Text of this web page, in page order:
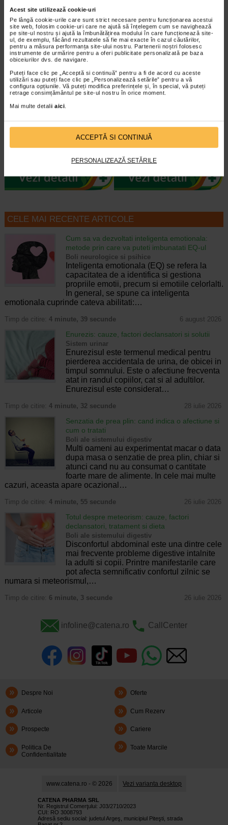
Acest site utilizează cookie-uri
Pe lângă cookie-urile care sunt strict necesare pentru funcționarea acestui
site web, folosim cookie-uri care ne ajută să înțelegem cum se navighează
pe site-ul nostru și ajută la îmbunătățirea modului în care funcționează site-
ul, de exemplu, făcând rezultatele să fie mai exacte în cazul căutărilor,
pentru a măsura performanța site-ului nostru. Partenerii noștri folosesc
instrumente de urmărire pentru a oferi publicitate personalizată pe baza
obiceiurilor dvs. de navigare.
Puteți face clic pe „Acceptă si continuă” pentru a fi de acord cu aceste
utilizări sau puteți face clic pe „Personalizează setările” pentru a vă
configura opțiunile. Vă puteți modifica preferințele și, în special, vă puteți
retrage consimțământul pe site-ul nostru în orice moment.
Mai multe detalii aici.
ACCEPTĂ SI CONTINUĂ
PERSONALIZEAZĂ SETĂRILE
-40% Preț întreg: 77.90 Lei
Preț redus: 46.74 Lei
Gerovital H3 Evolution fiole cu
Fiolele cu acid hialuronic Gerovital
H3 Evolution de la Farmec SA au
-40% Preț întreg: 78.20 Lei
Preț redus: 46.92 Lei
Crema este dezvoltata pentru
intretinerea tenurilor ridate, lipsite
de fermitate, tinere sau mature si…
CELE MAI RECENTE ARTICOLE
Cum sa va dezvoltati inteligenta emotionala:
metode prin care va puteti imbunatati EQ-ul
Boli neurologice si psihice
Inteligenta emotionala (EQ) se refera la
capacitatea de a identifica si gestiona
propriile emotii, precum si emotiile celorlalti.
In general, se spune ca inteligenta
emotionala cuprinde cateva abilitati:…
Timp de citire: 4 minute, 39 secunde 6 august 2026
Enurezis: cauze, factori declansatori si solutii
Sistem urinar
Enurezisul este termenul medical pentru
pierderea accidentala de urina, de obicei in
timpul somnului. Este o afectiune frecventa
atat in randul copiilor, cat si al adultilor.
Enurezisul este considerat…
Timp de citire: 4 minute, 32 secunde 28 iulie 2026
Senzatia de prea plin: cand indica o afectiune si
cum o tratati
Boli ale sistemului digestiv
Multi oameni au experimentat macar o data
dupa masa o senzatie de prea plin, chiar si
atunci cand nu au consumat o cantitate
foarte mare de alimente. In cele mai multe
cazuri, aceasta apare ocazional…
Timp de citire: 4 minute, 55 secunde 26 iulie 2026
Totul despre meteorism: cauze, factori
declansatori, tratament si dieta
Boli ale sistemului digestiv
Disconfortul abdominal este una dintre cele
mai frecvente probleme digestive intalnite
la adulti si copii. Printre manifestarile care
pot afecta semnificativ confortul zilnic se
numara si meteorismul,…
Timp de citire: 6 minute, 3 secunde 26 iulie 2026
infoline@catena.ro CallCenter
Despre Noi Oferte
Articole Cum Rezerv
Prospecte Cariere
Politica De
Confidentialitate
Toate Marcile
www.catena.ro - © 2026 Vezi varianta desktop
CATENA PHARMA SRL
Nr. Registrul Comerţului: J03/2710/2023
CUI: RO 3008793
Adresă sediu social: judetul Argeş, municipiul Piteşti, strada